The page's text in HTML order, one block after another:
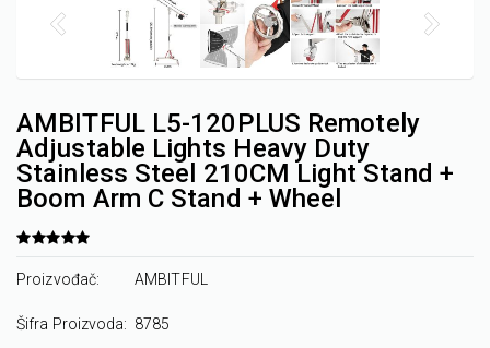
AMBITFUL L5-120PLUS Remotely
Adjustable Lights Heavy Duty
Stainless Steel 210CM Light Stand +
Boom Arm C Stand + Wheel
Proizvođač: AMBITFUL
Šifra Proizvoda: 8785